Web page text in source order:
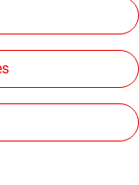
d’Utilisation
-
cookies
will be used. For
Data and Tracker